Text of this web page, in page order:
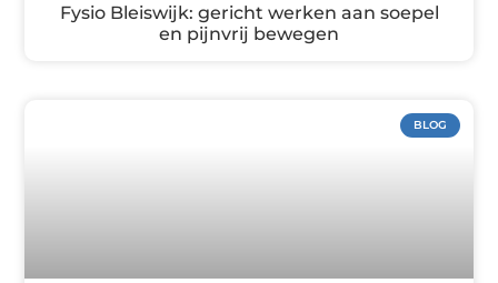
Fysio Bleiswijk: gericht werken aan soepel
en pijnvrij bewegen
BLOG